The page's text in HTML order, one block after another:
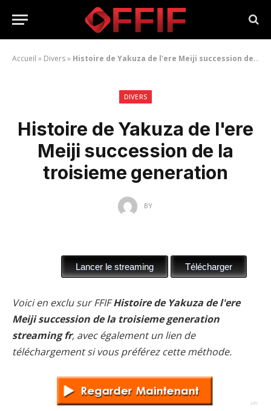
Accueil » Divers» Histoire de Yakuza de l'ere Meiji succession de la troisieme generation
DIVERS
Histoire de Yakuza de l'ere
Meiji succession de la
troisieme generation
BY
Voici en exclu sur FFIFHistoire de Yakuza de l'ere
Meiji succession de la troisieme generation
streaming fr, avec également un lien de
téléchargement si vous préférez cette méthode.